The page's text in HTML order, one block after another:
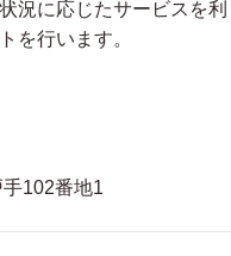
況に応じたサービスを利
を行います。
102番地1